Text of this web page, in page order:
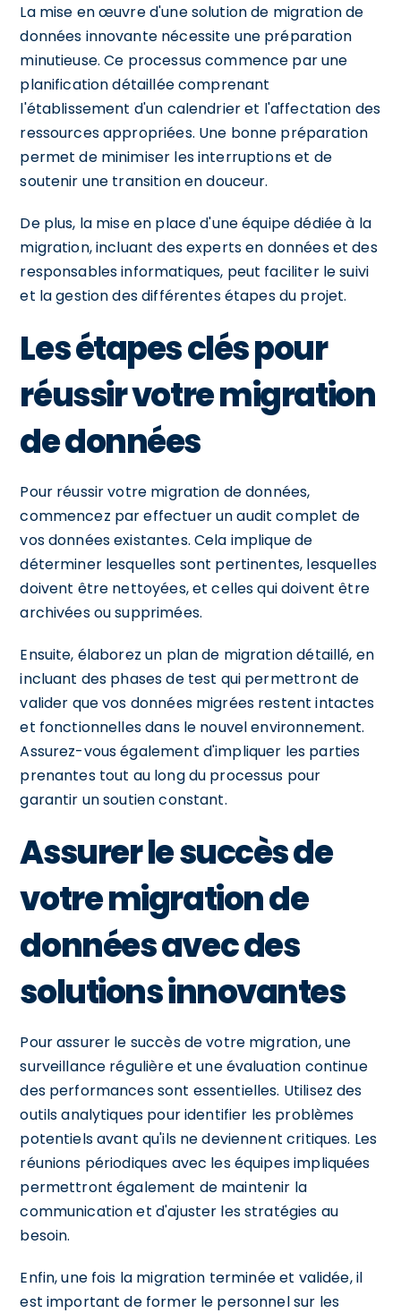
La mise en œuvre d'une solution de migration de
données innovante nécessite une préparation
minutieuse. Ce processus commence par une
planification détaillée comprenant
l'établissement d'un calendrier et l'affectation des
ressources appropriées. Une bonne préparation
permet de minimiser les interruptions et de
soutenir une transition en douceur.
De plus, la mise en place d'une équipe dédiée à la
migration, incluant des experts en données et des
responsables informatiques, peut faciliter le suivi
et la gestion des différentes étapes du projet.
Les étapes clés pour
réussir votre migration
de données
Pour réussir votre migration de données,
commencez par effectuer un audit complet de
vos données existantes. Cela implique de
déterminer lesquelles sont pertinentes, lesquelles
doivent être nettoyées, et celles qui doivent être
archivées ou supprimées.
Ensuite, élaborez un plan de migration détaillé, en
incluant des phases de test qui permettront de
valider que vos données migrées restent intactes
et fonctionnelles dans le nouvel environnement.
Assurez-vous également d'impliquer les parties
prenantes tout au long du processus pour
garantir un soutien constant.
Assurer le succès de
votre migration de
données avec des
solutions innovantes
Pour assurer le succès de votre migration, une
surveillance régulière et une évaluation continue
des performances sont essentielles. Utilisez des
outils analytiques pour identifier les problèmes
potentiels avant qu'ils ne deviennent critiques. Les
réunions périodiques avec les équipes impliquées
permettront également de maintenir la
communication et d'ajuster les stratégies au
besoin.
Enfin, une fois la migration terminée et validée, il
est important de former le personnel sur les